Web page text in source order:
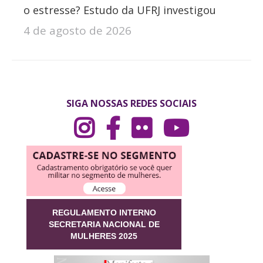
o estresse? Estudo da UFRJ investigou
4 de agosto de 2026
SIGA NOSSAS REDES SOCIAIS
REGULAMENTO INTERNO
SECRETARIA NACIONAL DE
MULHERES 2025